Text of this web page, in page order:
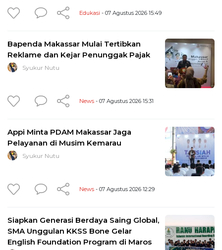
Edukasi - 07 Agustus 2026 15:49
Bapenda Makassar Mulai Tertibkan
Reklame dan Kejar Penunggak Pajak
Syukur Nutu
News - 07 Agustus 2026 15:31
Appi Minta PDAM Makassar Jaga
Pelayanan di Musim Kemarau
Syukur Nutu
News - 07 Agustus 2026 12:29
Siapkan Generasi Berdaya Saing Global,
SMA Unggulan KKSS Bone Gelar
English Foundation Program di Maros